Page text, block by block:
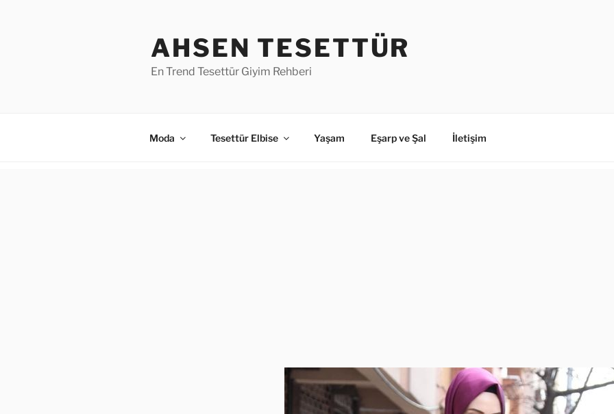
AHSEN TESETTÜR
En Trend Tesettür Giyim Rehberi
Moda Tesettür Elbise Yaşam Eşarp ve Şal İletişim